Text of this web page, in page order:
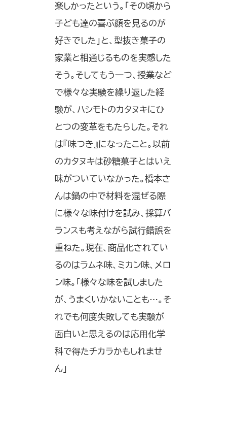
楽しかったという。「その頃から
子ども達の喜ぶ顔を見るのが
好きでした」と、型抜き菓子の
家業と相通じるものを実感した
そう。そしてもう一つ、授業など
で様々な実験を繰り返した経
験が、ハシモトのカタヌキにひ
とつの変革をもたらした。それ
は『味つき』になったこと。以前
のカタヌキは砂糖菓子とはいえ
味がついていなかった。橋本さ
んは鍋の中で材料を混ぜる際
に様々な味付けを試み、採算バ
ランスも考えながら試行錯誤を
重ねた。現在、商品化されてい
るのはラムネ味、ミカン味、メロ
ン味。「様々な味を試しました
が、うまくいかないことも…。そ
れでも何度失敗しても実験が
面白いと思えるのは応用化学
科で得たチカラかもしれませ
ん」